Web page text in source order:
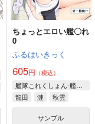
ちょっとエロい艦〇れ
0
ふるはいきっく
605円 （税込）
艦隊これくしょん-艦これ-
龍田
漣 秋雲
サンプル